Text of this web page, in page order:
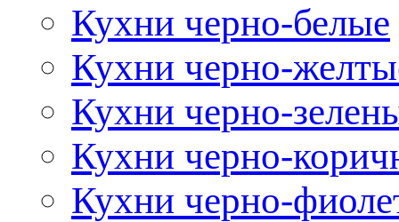
Кухни черно-белые
Кухни черно-
Кухни черно-
Кухни черно-
Кухни черно-